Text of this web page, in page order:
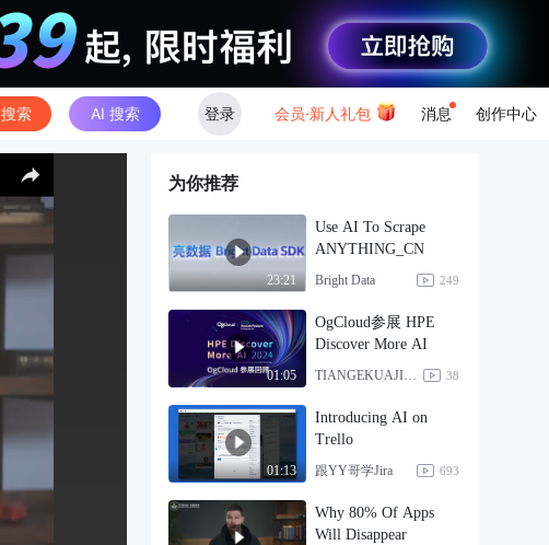
搜索 AI 搜索 登录 会员·新人礼包 消息 创作中心
为你推荐
23:21
Use AI To Scrape
ANYTHING_CN
Bright Data 249
01:05
OgCloud参展 HPE
Discover More AI
TIANGEKUAJING 38
01:13
Introducing AI on
Trello
跟YY哥学Jira 693
Why 80% Of Apps
Will Disappear